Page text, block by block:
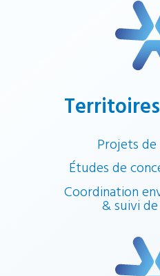
Projets
Études de
Coordination
& suivi